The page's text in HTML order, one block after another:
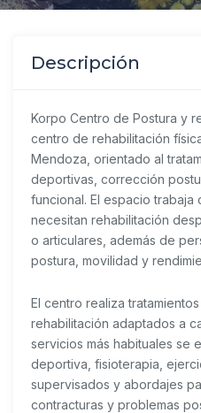
Descripción
Korpo Centro de Postura y
centro de rehabilitación
Mendoza, orientado al
deportivas, corrección
funcional. El espacio trabaja
necesitan rehabilitación
o articulares, además de
postura, movilidad y
El centro realiza
rehabilitación adaptados a
servicios más habituales se
deportiva, fisioterapia,
supervisados y abordajes
contracturas y problemas